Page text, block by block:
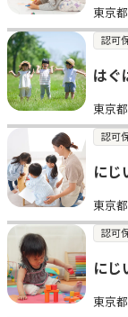
東京
認可
はぐ
東京
認可
にじ
東京
認可
にじ
東京